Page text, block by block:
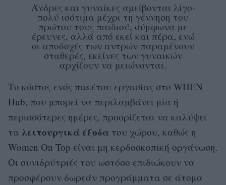
Άνδρες και γυναίκες αμείβονται λίγο-
πολύ ισότιμα μέχρι τη γέννηση του
πρώτου τους παιδιού, σύμφωνα με
έρευνες, αλλά από εκεί και πέρα, ενώ
οι αποδοχές των αντρών παραμένουν
σταθερές, εκείνες των γυναικών
αρχίζουν να μειώνονται.
Το κόστος ενός πακέτου εργασίας στο WHEN
Hub, που μπορεί να περιλαμβάνει μία ή
περισσότερες ημέρες, προορίζεται να καλύψει
τα λειτουργικά έξοδα του χώρου, καθώς η
Women On Top είναι μη κερδοσκοπική οργάνωση.
Οι συνιδρύτριές του ωστόσο επιδιώκουν να
προσφέρουν δωρεάν προγράμματα σε άτομα